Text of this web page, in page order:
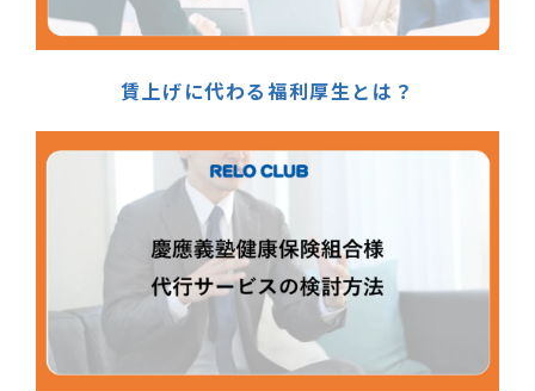
賃上げに代わる福利厚生とは？